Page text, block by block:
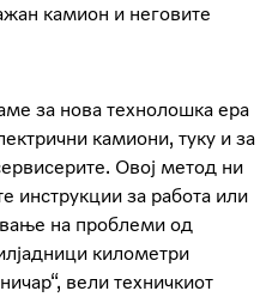
камион и неговите
за нова технолошка ера
камиони, туку и за
Овој метод ни
инструкции за работа или
на проблеми од
километри
вели техничкиот